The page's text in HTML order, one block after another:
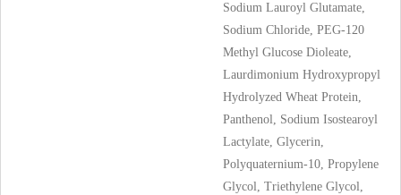
Sodium Lauroyl Glutamate,
Sodium Chloride, PEG-120
Methyl Glucose Dioleate,
Laurdimonium Hydroxypropyl
Hydrolyzed Wheat Protein,
Panthenol, Sodium Isostearoyl
Lactylate, Glycerin,
Polyquaternium-10, Propylene
Glycol, Triethylene Glycol,